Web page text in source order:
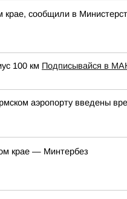
сообщили в
100 км Подписывайся в
аэропорту введены
крае — Минтербез